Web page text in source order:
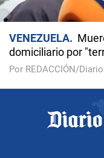
VENEZUELA
domiciliario por
Por REDACCIÓN/